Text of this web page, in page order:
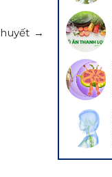
→